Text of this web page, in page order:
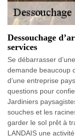
Dessouchage
services
Se débarrasser
demande beaucoup
d’une entreprise
questions pour
Jardiniers
souches et les
garder le sol prêt à
LANDAIS une